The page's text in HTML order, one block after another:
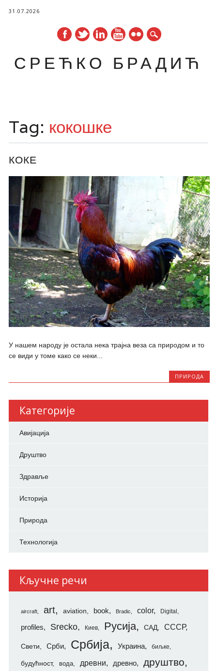
31.07.2026
СРЕЋКО БРАДИЋ
content
Tag: кокошке
КОКЕ
У нашем народу је остала нека трајна веза са природом и то
се види у томе како се неки...
ПРИРОДА
Категорије
Авијација
Друштво
Здравље
Историја
Природа
Технологија
Кључне речи
aircraft art aviation book Bradic color Digital
profiles Srecko Киев Русија САД СССР
Свети Срби Србија Украина биљке
будућност вода древни древно друштво